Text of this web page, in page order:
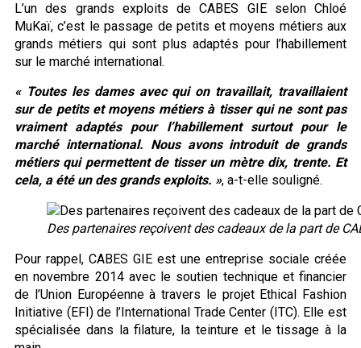
L’un des grands exploits de CABES GIE selon Chloé
MuKaï, c’est le passage de petits et moyens métiers aux
grands métiers qui sont plus adaptés pour l’habillement
sur le marché international.
« Toutes les dames avec qui on travaillait, travaillaient
sur de petits et moyens métiers à tisser qui ne sont pas
vraiment adaptés pour l’habillement surtout pour le
marché international. Nous avons introduit de grands
métiers qui permettent de tisser un mètre dix, trente. Et
cela, a été un des grands exploits. », a-t-elle souligné.
Des partenaires reçoivent des cadeaux de la part de
Pour rappel, CABES GIE est une entreprise sociale créée
en novembre 2014 avec le soutien technique et financier
de l’Union Européenne à travers le projet Ethical Fashion
Initiative (EFI) de l’International Trade Center (ITC). Elle est
spécialisée dans la filature, la teinture et le tissage à la